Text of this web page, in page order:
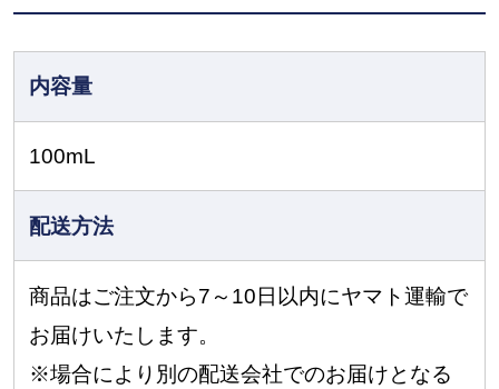
内容量
100mL
配送方法
商品はご注文から7～10日以内にヤマト運輸で
お届けいたします。
※場合により別の配送会社でのお届けとなる